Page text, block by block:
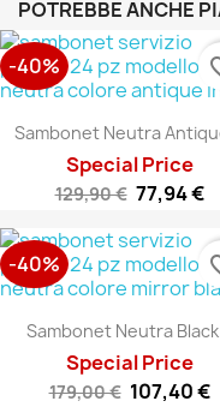
POTREBBE ANCHE
Sambonet Neutra
Special Price
129,90 € 77,94 €
-40%
Sambonet Neutra
Special Price
179,00 € 107,40 €
-40%